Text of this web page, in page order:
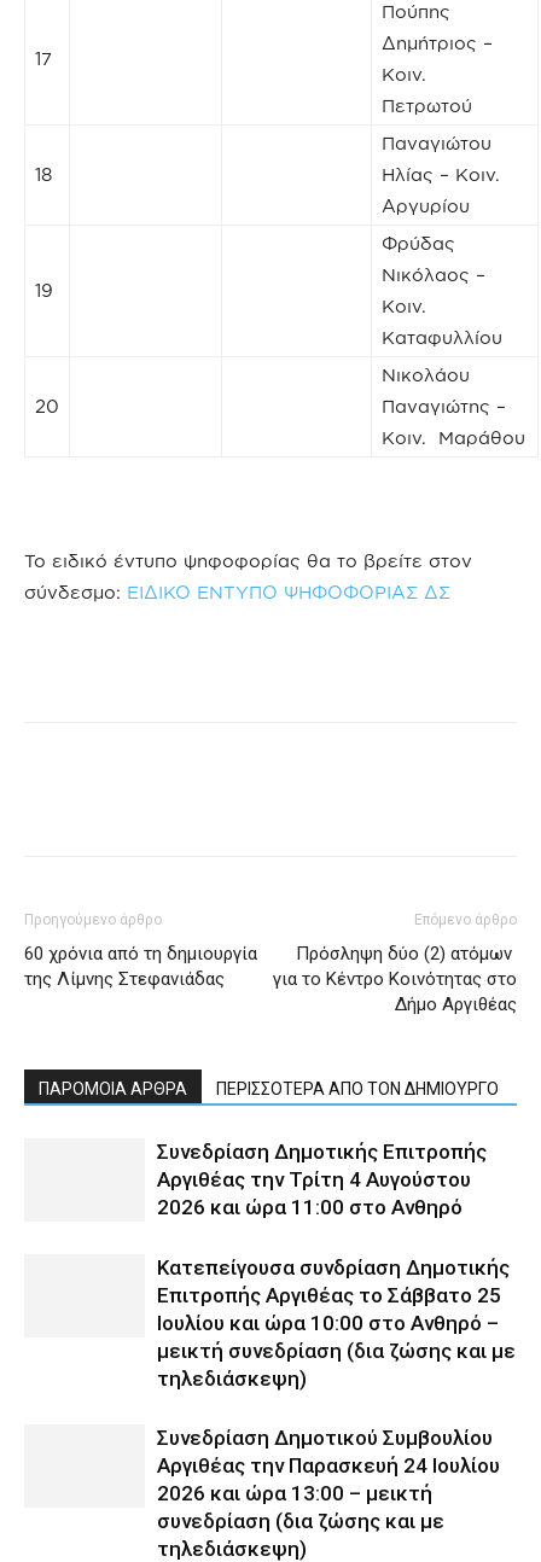
17
Πούπης
Δημήτριος –
Κοιν.
Πετρωτού
18
Παναγιώτου
Ηλίας – Κοιν.
Αργυρίου
19
Φρύδας
Νικόλαος –
Κοιν.
Καταφυλλίου
20
Νικολάου
Παναγιώτης –
Κοιν. Μαράθου
Το ειδικό έντυπο ψηφοφορίας θα το βρείτε στον
σύνδεσμο: ΕΙΔΙΚΟ ΕΝΤΥΠΟ ΨΗΦΟΦΟΡΙΑΣ ΔΣ
Προηγούμενο άρθρο
60 χρόνια από τη δημιουργία
της Λίμνης Στεφανιάδας
Επόμενο άρθρο
Πρόσληψη δύο (2) ατόμων
για το Κέντρο Κοινότητας στο
Δήμο Αργιθέας
ΠΑΡΟΜΟΙΑ ΑΡΘΡΑ ΠΕΡΙΣΣΟΤΕΡΑ ΑΠΟ ΤΟΝ ΔΗΜΙΟΥΡΓΟ
Συνεδρίαση Δημοτικής Επιτροπής
Αργιθέας την Τρίτη 4 Αυγούστου
2026 και ώρα 11:00 στο Ανθηρό
Κατεπείγουσα συνδρίαση Δημοτικής
Επιτροπής Αργιθέας το Σάββατο 25
Ιουλίου και ώρα 10:00 στο Ανθηρό –
μεικτή συνεδρίαση (δια ζώσης και με
τηλεδιάσκεψη)
Συνεδρίαση Δημοτικού Συμβουλίου
Αργιθέας την Παρασκευή 24 Ιουλίου
2026 και ώρα 13:00 – μεικτή
συνεδρίαση (δια ζώσης και με
τηλεδιάσκεψη)